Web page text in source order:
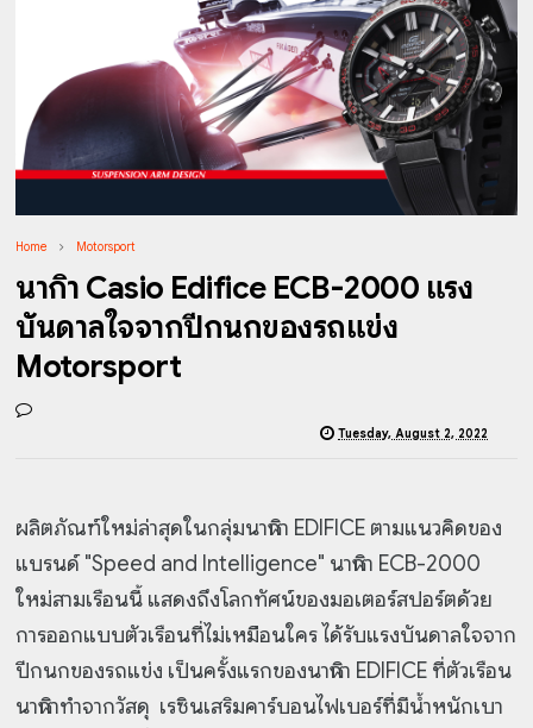
Home Motorsport
นาฬิกา Casio Edifice ECB-2000 แรง
บันดาลใจจากปีกนกของรถแข่ง
Motorsport
Tuesday, August 2, 2022
ผลิตภัณฑ์ใหม่ล่าสุดในกลุ่มนาฬิกา EDIFICE ตามแนวคิดของ
แบรนด์ "Speed and Intelligence" นาฬิกา ECB-2000
ใหม่สามเรือนนี้ แสดงถึงโลกทัศน์ของมอเตอร์สปอร์ตด้วย
การออกแบบตัวเรือนที่ไม่เหมือนใคร ได้รับแรงบันดาลใจจาก
ปีกนกของรถแข่ง เป็นครั้งแรกของนาฬิกา EDIFICE ที่ตัวเรือน
นาฬิกาทำจากวัสดุ เรซินเสริมคาร์บอนไฟเบอร์ที่มีน้ำหนักเบา